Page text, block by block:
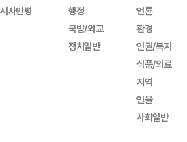
시사만평
행정
국방/외교
정치일반
언론
환경
인권/복지
식품/의료
지역
인물
사회일반